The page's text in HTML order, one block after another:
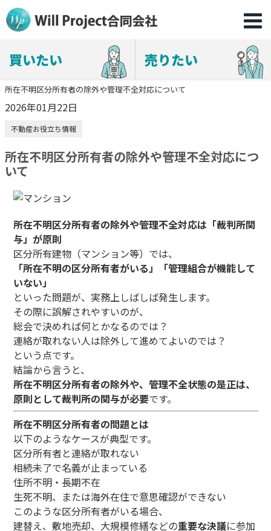
買いたい 売りたい
所在不明区分所有者の除外や管理不全対応について
2026年01月22日
不動産お役立ち情報
所在不明区分所有者の除外や管理不全対応につ
いて
所在不明区分所有者の除外や管理不全対応は「裁判所関
与」が原則
区分所有建物（マンション等）では、
「所在不明の区分所有者がいる」「管理組合が機能して
いない」
といった問題が、実務上しばしば発生します。
その際に誤解されやすいのが、
総会で決めれば何とかなるのでは？
連絡が取れない人は除外して進めてよいのでは？
という点です。
結論から言うと、
所在不明区分所有者の除外や、管理不全状態の是正は、
原則として裁判所の関与が必要です。
所在不明区分所有者の問題とは
以下のようなケースが典型です。
区分所有者と連絡が取れない
相続未了で名義が止まっている
住所不明・長期不在
生死不明、または海外在住で意思確認ができない
このような区分所有者がいる場合、
建替え、敷地売却、大規模修繕などの重要な決議に参加